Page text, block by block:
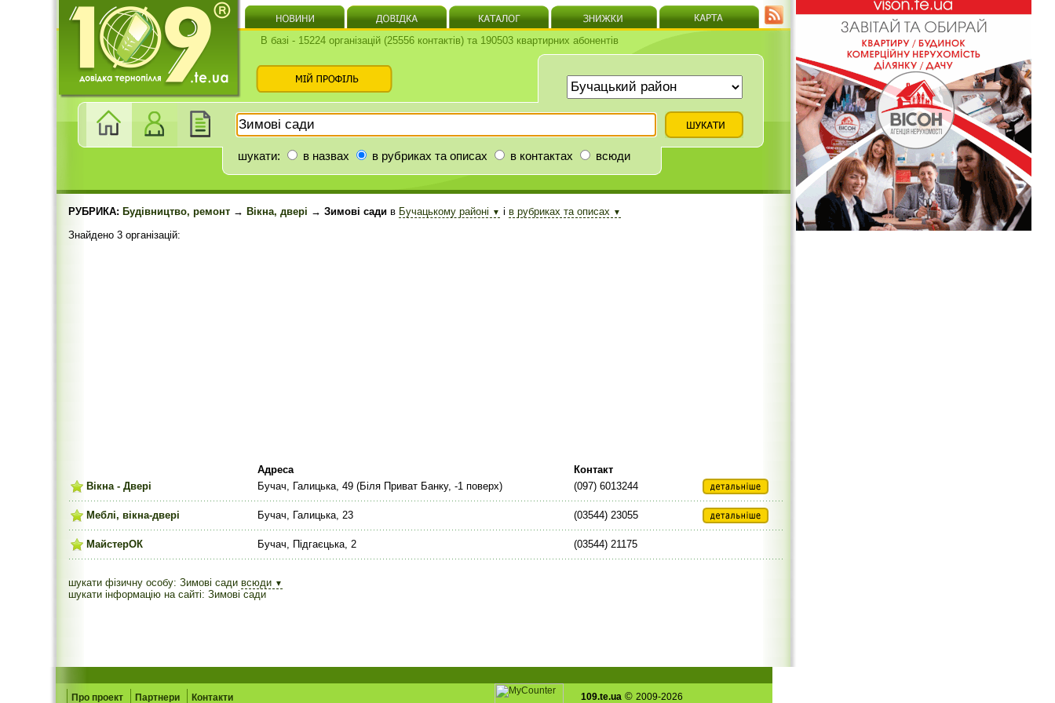
В базі - 15224 організацій (25556 контактів) та 190503 квартирних абонентів
шукати: в назвах в рубриках та описах в контактах всюди
РУБРИКА: Будівництво, ремонт → Вікна, двері → Зимові сади в Бучацькому районі ▼ і в рубриках та описах ▼
Знайдено 3 організацій:
Адреса
Контакт
Вікна - Двері
Бучач, Галицька, 49 (Біля Приват Банку, -1 поверх) (097) 6013244
Меблі, вікна-двері Бучач, Галицька, 23 (03544) 23055
МайстерОК Бучач, Підгаєцька, 2 (03544) 21175
шукати фізичну особу: Зимові сади всюди ▼
шукати інформацію на сайті: Зимові сади
Про проект Партнери Контакти 109.te.ua © 2009-2026